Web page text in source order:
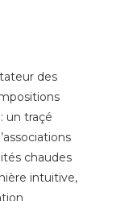
des
un traçé
chaudes
intuitive,